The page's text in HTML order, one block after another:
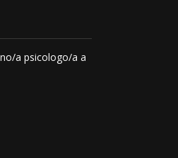
a psicologo/a a